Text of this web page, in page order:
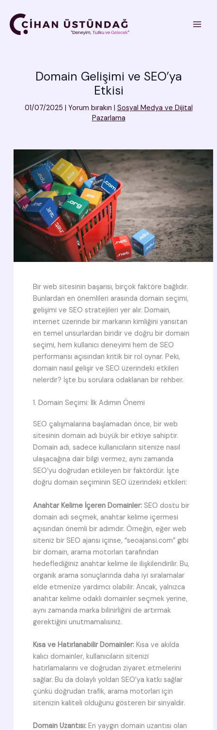
atla
Domain Gelişimi ve SEO’ya
Etkisi
01/07/2025 Yorum bırakın
Sosyal Medya ve Dijital
Pazarlama
Bir web sitesinin başarısı, birçok faktöre bağlıdır.
Bunlardan en önemlileri arasında domain seçimi,
gelişimi ve SEO stratejileri yer alır. Domain,
internet üzerinde bir markanın kimliğini yansıtan
en temel unsurlardan biridir ve doğru bir domain
seçimi, hem kullanıcı deneyimi hem de SEO
performansı açısından kritik bir rol oynar. Peki,
domain nasıl gelişir ve SEO üzerindeki etkileri
nelerdir? İşte bu sorulara odaklanan bir rehber.
1. Domain Seçimi: İlk Adımın Önemi
SEO çalışmalarına başlamadan önce, bir web
sitesinin domain adı büyük bir etkiye sahiptir.
Domain adı, sadece kullanıcıların sitenize nasıl
ulaşacağına dair bilgi vermez, aynı zamanda
SEO’yu doğrudan etkileyen bir faktördür. İşte
doğru domain seçiminin SEO üzerindeki etkileri:
Anahtar Kelime İçeren Domainler:SEO dostu bir
domain adı seçmek, anahtar kelime içermesi
açısından önemli bir adımdır. Örneğin, eğer web
siteniz bir SEO ajansı içinse, “seoajansi.com” gibi
bir domain, arama motorları tarafından
hedeflediğiniz anahtar kelime ile ilişkilendirilir. Bu,
organik arama sonuçlarında daha iyi sıralamalar
elde etmenize yardımcı olabilir. Ancak, yalnızca
anahtar kelime odaklı domainler seçmek yerine,
aynı zamanda marka bilinirliğini de artırmak
gerektiğini unutmamalısınız.
Kısa ve Hatırlanabilir Domainler:Kısa ve akılda
kalıcı domainler, kullanıcıların sitenizi
hatırlamalarını ve doğrudan ziyaret etmelerini
sağlar. Bu da dolaylı yoldan SEO’ya katkı sağlar
çünkü doğrudan trafik, arama motorları için
sitenizin kaliteli olduğunu gösteren bir sinyaldir.
Domain Uzantısı:En yaygın domain uzantısı olan